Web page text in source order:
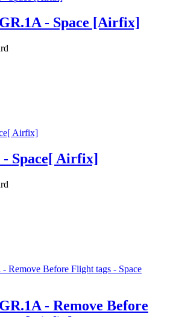
- Space [Airfix]
- Space[ Airfix]
- Remove Before